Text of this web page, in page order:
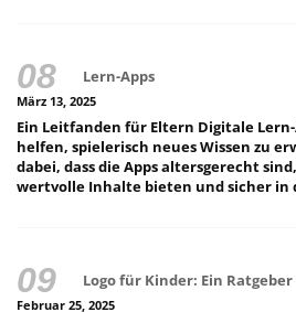
Lern-Apps
März 13, 2025
Ein Leitfanden für Eltern Digitale
helfen, spielerisch neues Wissen zu
dabei, dass die Apps altersgerecht
wertvolle Inhalte bieten und sicher in
Logo für Kinder: Ein Ratgeber
Februar 25, 2025